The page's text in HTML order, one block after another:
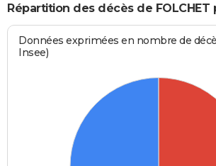
Répartition des décès de FOLCHET
Données exprimées en nombre de
Insee)